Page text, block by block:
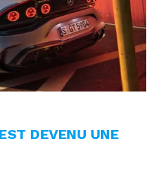
DEVENU UNE